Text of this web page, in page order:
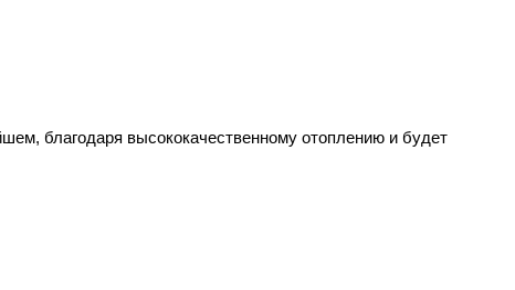
благодаря высококачественному отоплению и будет